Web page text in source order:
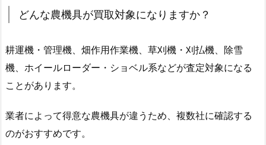
どんな農機具が買取対象になりますか？
耕運機・管理機、畑作用作業機、草刈機・刈払機、除雪
機、ホイールローダー・ショベル系などが査定対象になる
ことがあります。
業者によって得意な農機具が違うため、複数社に確認する
のがおすすめです。